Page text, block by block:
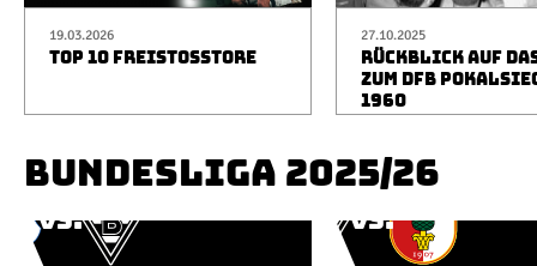
19.03.2026
TOP 10 FREISTOSSTORE
27.10.2025
RÜCKBLICK AUF
ZUM DFB
1960
BUNDESLIGA 2025/26